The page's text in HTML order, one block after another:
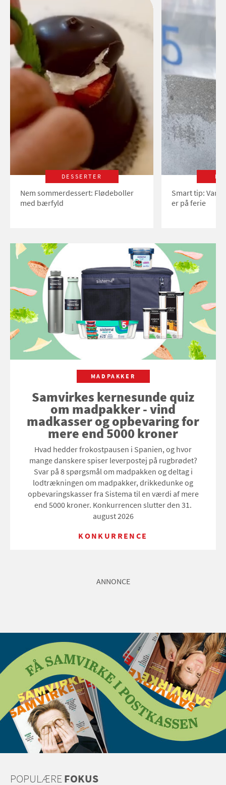
DESSERTER
Nem sommerdessert: Flødeboller
med bærfyld
Smart tip:
er på ferie
MADPAKKER
Samvirkes kernesunde quiz
om madpakker - vind
madkasser og opbevaring for
mere end 5000 kroner
Hvad hedder frokostpausen i Spanien, og hvor
mange danskere spiser leverpostej på rugbrødet?
Svar på 8 spørgsmål om madpakken og deltag i
lodtrækningen om madpakker, drikkedunke og
opbevaringskasser fra Sistema til en værdi af mere
end 5000 kroner. Konkurrencen slutter den 31.
august 2026
KONKURRENCE
ANNONCE
POPULÆREFOKUS